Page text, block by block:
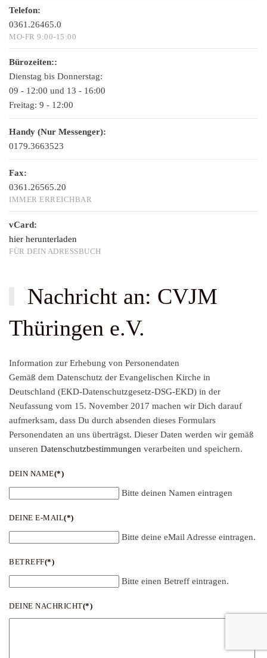
Telefon:
0361.26465.0
MO-FR 9:00-15:00
Bürozeiten::
Dienstag bis Donnerstag:
09 - 12:00 und 13 - 16:00
Freitag: 9 - 12:00
Handy (Nur Messenger):
0179.3663523
Fax:
0361.26565.20
IMMER ERREICHBAR
vCard:
hier herunterladen
FÜR DEIN ADRESSBUCH
Nachricht an: CVJM
Thüringen e.V.
Information zur Erhebung von Personendaten
Gemäß dem Datenschutz der Evangelischen Kirche in
Deutschland (EKD-Datenschutzgesetz-DSG-EKD) in der
Neufassung vom 15. November 2017 machen wir Dich darauf
aufmerksam, dass Du durch absenden dieses Formulars
Personendaten an uns überträgst. Dieser Daten werden wir gemäß
unseren Datenschutzbestimmungen verarbeiten und speichern.
DEIN NAME(*)
Bitte deinen Namen eintragen
DEINE E-MAIL(*)
Bitte deine eMail Adresse eintragen.
BETREFF(*)
Bitte einen Betreff eintragen.
DEINE NACHRICHT(*)